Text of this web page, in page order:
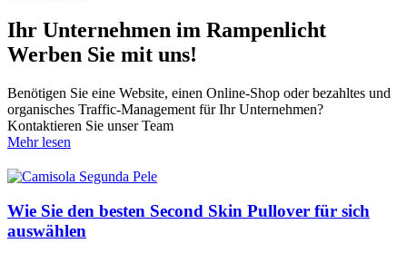
Ihr Unternehmen im Rampenlicht
Werben Sie mit uns!
Benötigen Sie eine Website, einen Online-Shop oder bezahltes und
organisches Traffic-Management für Ihr Unternehmen?
Kontaktieren Sie unser Team
Mehr lesen
Wie Sie den besten Second Skin Pullover für sich
auswählen